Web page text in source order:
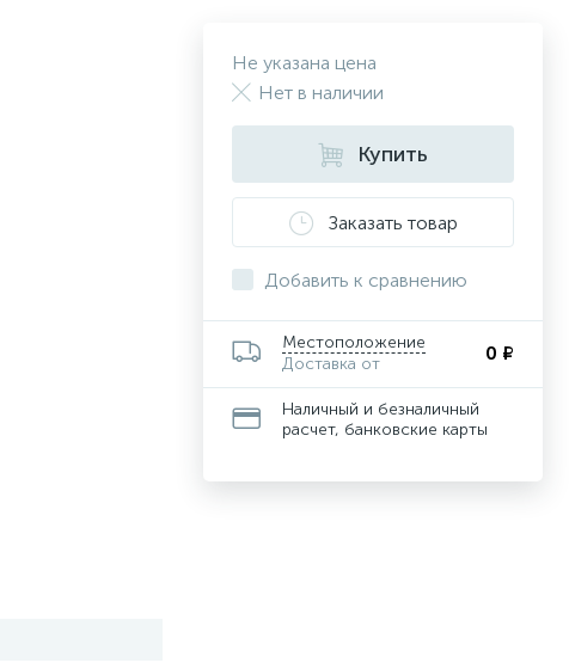
Не указана цена
Нет в наличии
Купить
Заказать товар
Добавить к сравнению
Местоположение
Доставка от
0 ₽
Наличный и безналичный
расчет, банковские карты